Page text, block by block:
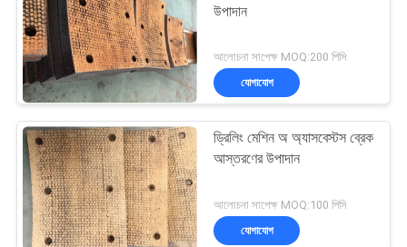
উপাদান
আলোচনা সাপেক্ষ MOQ:200 পিসি
যোগাযোগ
ড্রিলিং মেশিন অ অ্যাসবেস্টস ব্রেক
আস্তরণের উপাদান
আলোচনা সাপেক্ষ MOQ:100 পিসি
যোগাযোগ